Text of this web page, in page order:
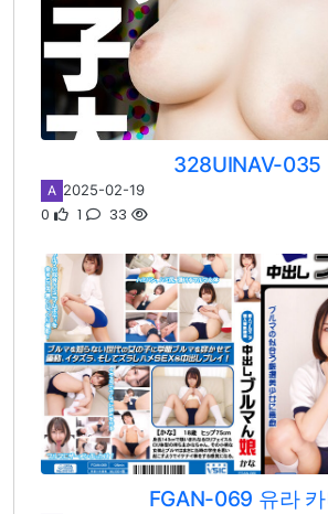
328UINAV-035
A 2025-02-19
0 1 33
FGAN-069 유라